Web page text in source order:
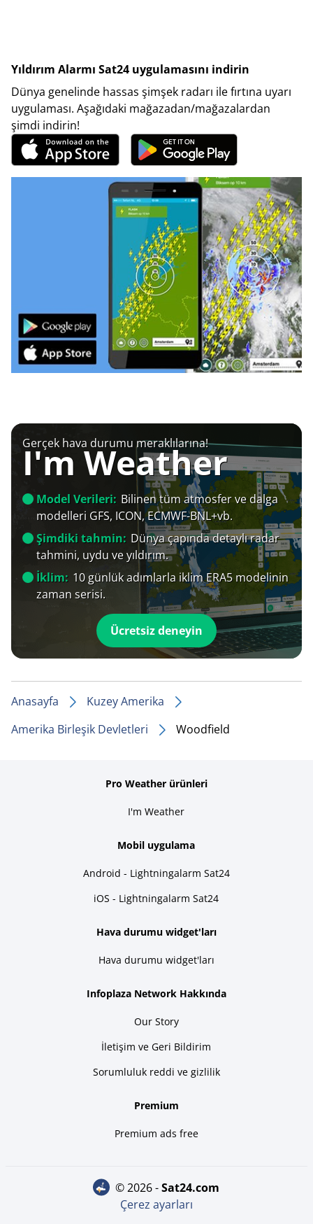
Yıldırım Alarmı Sat24 uygulamasını indirin
Dünya genelinde hassas şimşek radarı ile fırtına uyarı
uygulaması. Aşağıdaki mağazadan/mağazalardan
şimdi indirin!
Gerçek hava durumu meraklılarına!
I'm Weather
Model Verileri: Bilinen tüm atmosfer ve dalga
modelleri GFS, ICON, ECMWF-BNL+vb.
Şimdiki tahmin: Dünya çapında detaylı radar
tahmini, uydu ve yıldırım.
İklim: 10 günlük adımlarla iklim ERA5 modelinin
zaman serisi.
Ücretsiz deneyin
Anasayfa
Kuzey Amerika
Amerika Birleşik Devletleri
Woodfield
Pro Weather ürünleri
I'm Weather
Mobil uygulama
Android - Lightningalarm Sat24
iOS - Lightningalarm Sat24
Hava durumu widget'ları
Hava durumu widget'ları
Infoplaza Network Hakkında
Our Story
İletişim ve Geri Bildirim
Sorumluluk reddi ve gizlilik
Premium
Premium ads free
© 2026 - sat24.com
Çerez ayarları